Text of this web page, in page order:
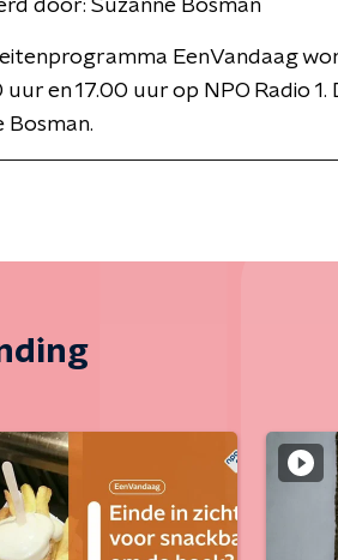
door: Suzanne Bosman
EenVandaag
uur en 17.00 uur op NPO Radio
Bosman.